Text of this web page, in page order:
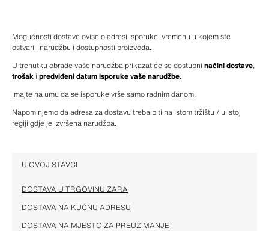
Mogućnosti dostave ovise o adresi isporuke, vremenu u kojem ste
ostvarili narudžbu i dostupnosti proizvoda.
U trenutku obrade vaše narudžba prikazat će se dostupni načini dostave
trošak i predviđeni datum isporuke vaše narudžbe.
Imajte na umu da se isporuke vrše samo radnim danom.
Napominjemo da adresa za dostavu treba biti na istom tržištu / u istoj
regiji gdje je izvršena narudžba.
U OVOJ STAVCI
DOSTAVA U TRGOVINU ZARA
DOSTAVA NA KUĆNU ADRESU
DOSTAVA NA MJESTO ZA PREUZIMANJE